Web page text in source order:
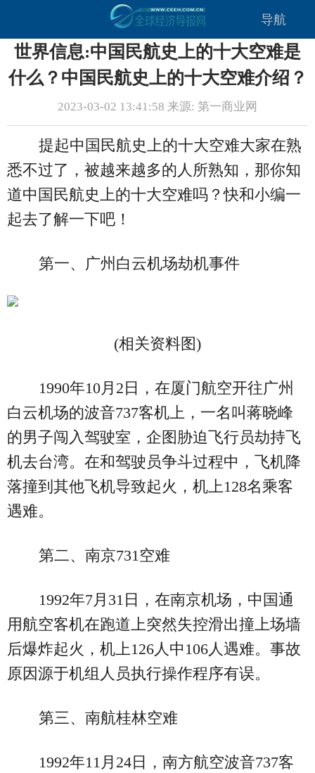
导航
世界信息:中国民航史上的十大空难是
什么？中国民航史上的十大空难介绍？
2023-03-02 13:41:58 来源: 第一商业网
提起中国民航史上的十大空难大家在熟
悉不过了，被越来越多的人所熟知，那你知
道中国民航史上的十大空难吗？快和小编一
起去了解一下吧！
第一、广州白云机场劫机事件
(相关资料图)
1990年10月2日，在厦门航空开往广州
白云机场的波音737客机上，一名叫蒋晓峰
的男子闯入驾驶室，企图胁迫飞行员劫持飞
机去台湾。在和驾驶员争斗过程中，飞机降
落撞到其他飞机导致起火，机上128名乘客
遇难。
第二、南京731空难
1992年7月31日，在南京机场，中国通
用航空客机在跑道上突然失控滑出撞上场墙
后爆炸起火，机上126人中106人遇难。事故
原因源于机组人员执行操作程序有误。
第三、南航桂林空难
1992年11月24日，南方航空波音737客